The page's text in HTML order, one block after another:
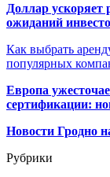
Доллар ускоряет
ожиданий
Как выбрать
популярных
Европа
сертификации:
Новости Гродно
Рубрики